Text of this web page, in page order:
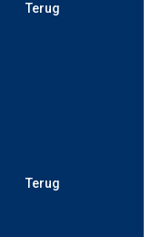
Terug
Terug